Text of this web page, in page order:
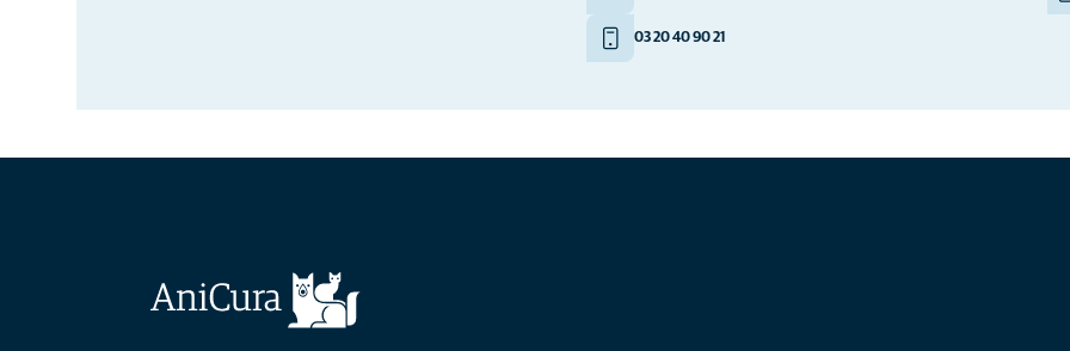
03 20 40 90 21